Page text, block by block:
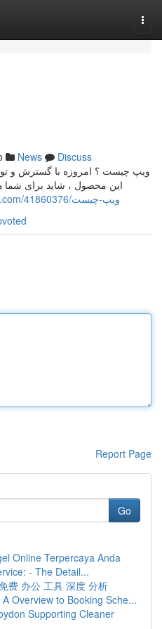
News
Discuss
ویپ چیست ؟ امروزه با گسترش و
این محصول ، شاید برای شما
https://tessrzvl609455.atualblog.com/41860376/ویپ-چیست
Report Page
Go
Online Terpercaya Anda
- The Detail...
费 办公 工具 深度 分析
Overview to Booking Sche...
Supporting Cleaner